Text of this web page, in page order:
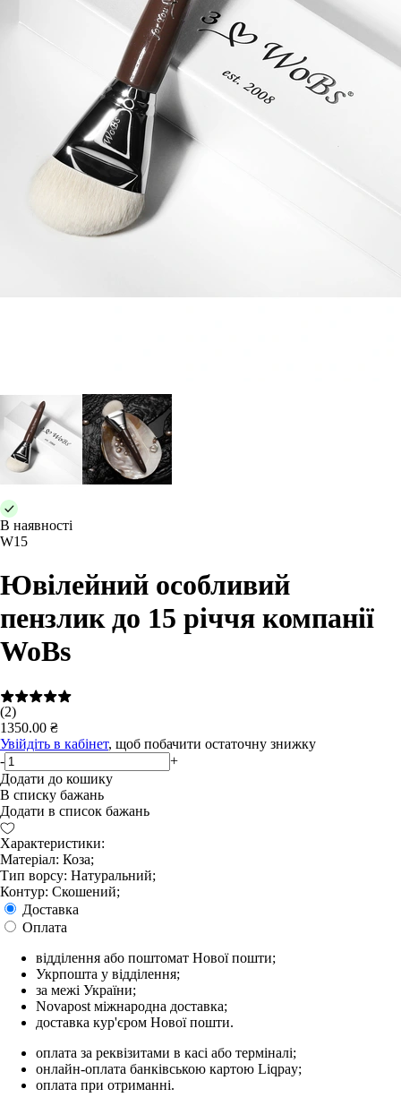
В наявності
W15
Ювілейний особливий
пензлик до 15 річчя компанії
WoBs
(2)
1350.00 ₴
Увійдіть в кабінет, щоб побачити остаточну знижку
-
+
Додати до кошику
В списку бажань
Додати в список бажань
Характеристики:
Матеріал: Коза;
Тип ворсу: Натуральний;
Контур: Скошений;
Доставка
Оплата
відділення або поштомат Нової пошти;
Укрпошта у відділення;
за межі України;
Novapost міжнародна доставка;
доставка кур'єром Нової пошти.
оплата за реквізитами в касі або терміналі;
онлайн-оплата банківською картою Liqpay;
оплата при отриманні.